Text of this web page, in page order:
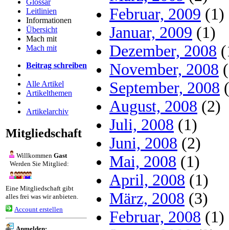
Leitlinien
Informationen
Übersicht
Mach mit
Mach mit
Beitrag schreiben
Alle Artikel
Artikelthemen
Artikelarchiv
Mitgliedschaft
Willkommen Gast
Werden Sie Mitglied:
Eine Mitgliedschaft gibt
alles frei was wir anbieten.
Account erstellen
Februar, 2009 (1)
Januar, 2009 (1)
Dezember, 2008
November, 2008
September, 2008
August, 2008 (2)
Juli, 2008 (1)
Juni, 2008 (2)
Mai, 2008 (1)
April, 2008 (1)
März, 2008 (3)
Februar, 2008 (1)